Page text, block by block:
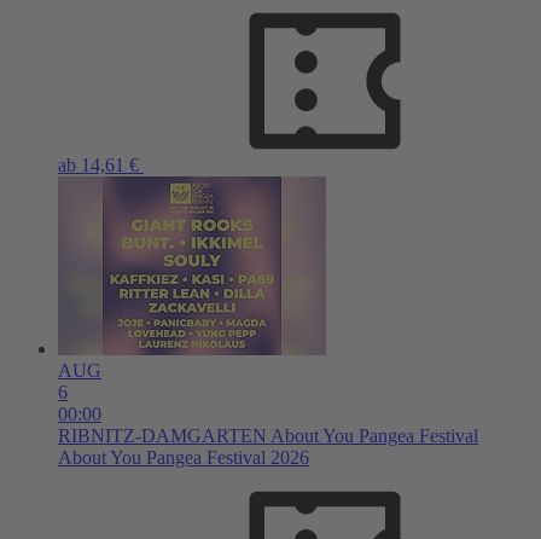
ab 14,61 €
AUG
6
00:00
RIBNITZ-DAMGARTEN About You Pangea Festival
About You Pangea Festival 2026